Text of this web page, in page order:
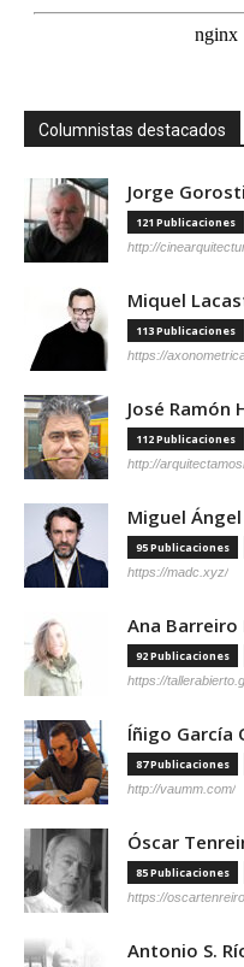
Columnistas destacados
Jorge
121 Publicaciones
http://
Miquel
113 Publicaciones
https://
José Ramón
112 Publicaciones
http://
Miguel
95 Publicaciones
https://madc.xyz/
Ana Barreiro
92 Publicaciones
https://
Íñigo García
87 Publicaciones
http://vaumm.com/
Óscar
85 Publicaciones
https://
Antonio S.